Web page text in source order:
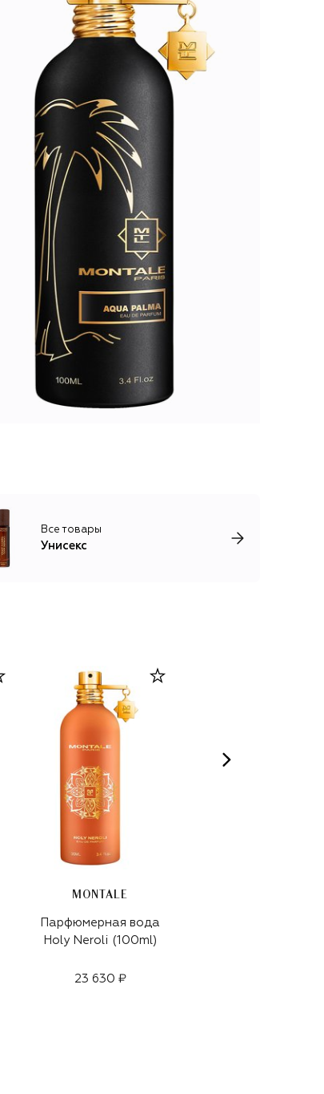
Все товары
Унисекс
MONTALE
Парфюмерная вода
Holy Neroli (100ml)
23 630 ₽